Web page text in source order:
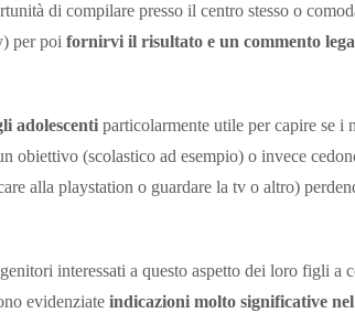
di compilare presso il centro stesso o
per poi fornirvi il risultato e un commento
adolescenti particolarmente utile per capire se i
obiettivo (scolastico ad esempio) o invece
alla playstation o guardare la tv o altro)
interessati a questo aspetto dei loro figli a
evidenziate indicazioni molto significative